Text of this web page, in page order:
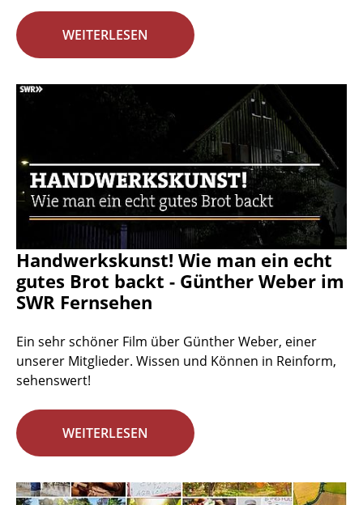
WEITERLESEN
Handwerkskunst! Wie man ein echt
gutes Brot backt - Günther Weber im
SWR Fernsehen
Ein sehr schöner Film über Günther Weber, einer
unserer Mitglieder. Wissen und Können in Reinform,
sehenswert!
WEITERLESEN